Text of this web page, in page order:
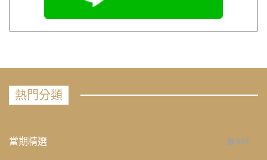
熱門分類
當期精選 658